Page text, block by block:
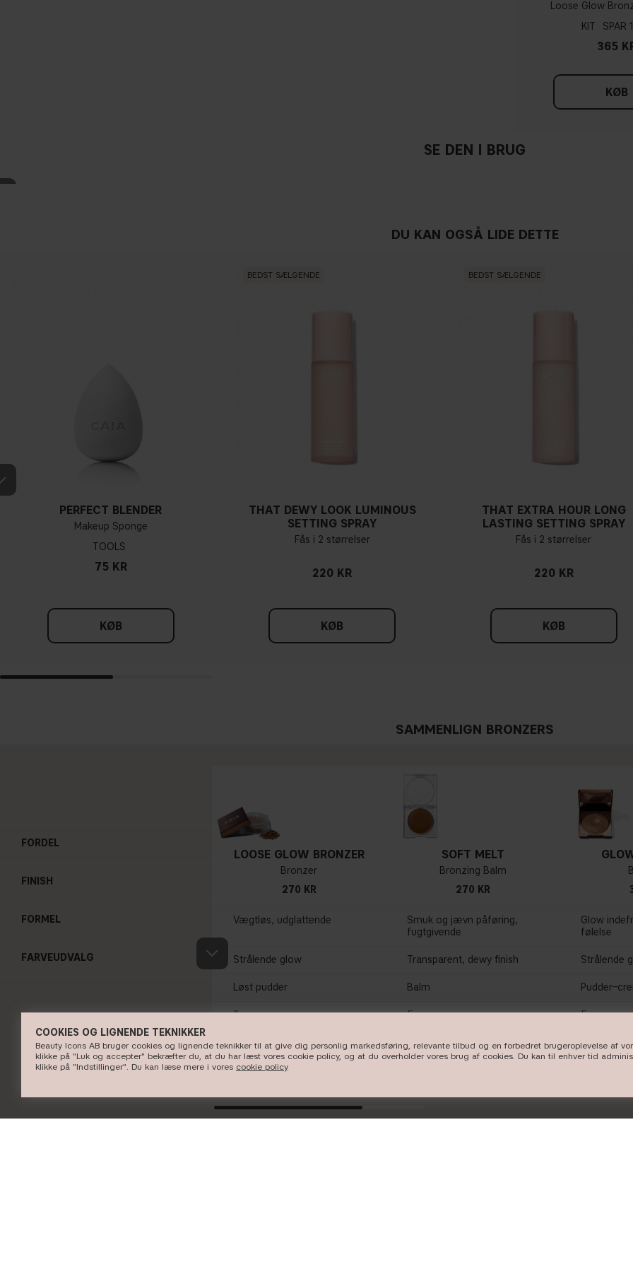
Tag et hvidt stykke tøj
du har svært ved at se, om
Loose Glow
KIT
365
KØB
SE DEN I BRUG
DU KAN OGSÅ LIDE DETTE
PERFECT BLENDER
Makeup Sponge
TOOLS
75 KR
KØB
BEDST SÆLGENDE
THAT DEWY LOOK LUMINOUS
SETTING SPRAY
Fås i 2 størrelser
220 KR
KØB
BEDST SÆLGENDE
THAT EXTRA HOUR LONG
LASTING SETTING SPRAY
Fås i 2 størrelser
220 KR
KØB
SAMMENLIGN BRONZERS
FORDEL
FINISH
FORMEL
FARVEUDVALG
LOOSE GLOW BRONZER
Bronzer
270 KR
Vægtløs, udglattende
Strålende glow
Løst pudder
3 nuancer
KØB NU
SOFT MELT
Bronzing Balm
270 KR
Smuk og jævn påføring,
fugtgivende
Transparent, dewy finish
Balm
5 nuancer
KØB NU
Glow
følelse
Strålende
5 nuancer
COOKIES OG LIGNENDE TEKNIKKER
Beauty Icons AB bruger cookies og lignende teknikker til at give dig personlig markedsføring, relevante tilbud og en forbedret brugeroplevelse af
klikke på "Luk og accepter" bekræfter du, at du har læst vores cookie policy, og at du overholder vores brug af cookies. Du kan til enhver tid
klikke på "Indstillinger". Du kan læse mere i vores cookie policy